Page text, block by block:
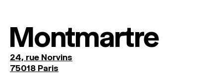
Montmartre
24, rue Norvins
75018 Paris